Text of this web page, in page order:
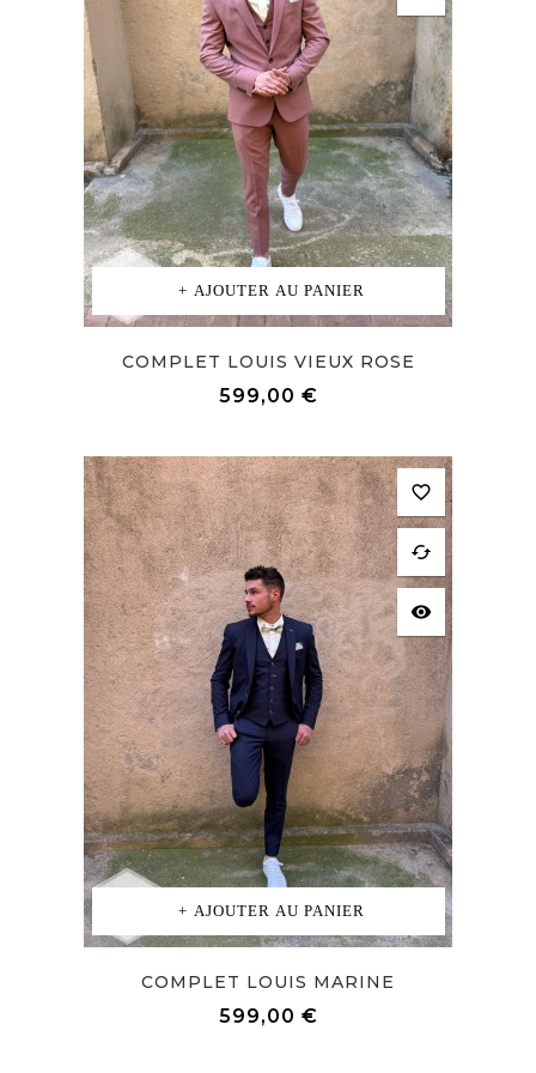
AJOUTER AU PANIER
COMPLET LOUIS VIEUX ROSE
599,00 €Prix
AJOUTER AU PANIER
favorite_border
cached
visibility
COMPLET LOUIS MARINE
599,00 €Prix